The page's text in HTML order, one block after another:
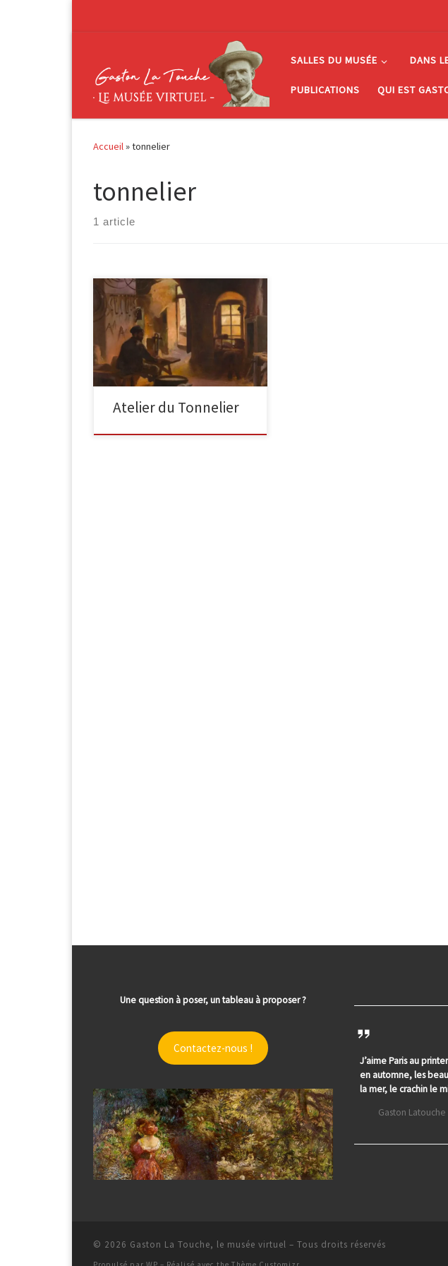
SALLES DU MUSÉE DANS
PUBLICATIONS QUI EST
Accueil»tonnelier
tonnelier
1 article
Le Tonnelier et son chat, 1892 Huile
sur toile signée en bas à gauche et
datée 1892. 97 x 79,5 […]
Atelier du Tonnelier
Une question à poser, un tableau à proposer ?
Contactez-nous !
J’aime Paris au
en automne, les
la mer, le crachin le
Gaston Latouche
© 2026 Gaston La Touche, le musée virtuel – Tous droits réservés